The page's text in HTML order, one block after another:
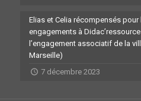
Elias et Celia récompensés pour
engagements à
l’engagement associatif de la
Marseille)
7 décembre 2023